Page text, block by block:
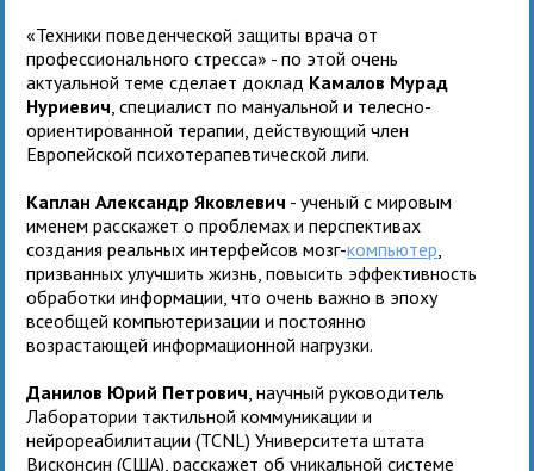
«Техники поведенческой защиты врача от
профессионального стресса» - по этой очень
актуальной теме сделает доклад Камалов Мурад
Нуриевич , специалист по мануальной и телесно-
ориентированной терапии, действующий член
Европейской психотерапевтической лиги.
Каплан Александр Яковлевич - ученый с мировым
именем расскажет о проблемах и перспективах
создания реальных интерфейсов мозг-компьютер
призванных улучшить жизнь, повысить эффективность
обработки информации, что очень важно в эпоху
всеобщей компьютеризации и постоянно
возрастающей информационной нагрузки.
Данилов Юрий Петрович , научный руководитель
Лаборатории тактильной коммуникации и
нейрореабилитации (TCNL) Университета штата
Висконсин (США), расскажет об уникальной системе